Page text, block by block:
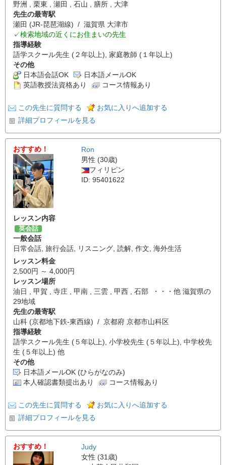
野洲 , 栗東 , 瀬田 , 石山 , 膳所 , 大津
先生の最寄駅
瀬田 (JR-琵琶湖線) / 滋賀県 大津市
✓検索地域の近くにお住まいの先生
指導経験
語学スクール先生 (２年以上), 家庭教師 (１年以上)
その他
日本語会話OK
日本語メールOK
英語教授法資格あり
コース情報あり
この先生に質問する
お気に入りへ追加する
詳細プロフィールを見る
おすすめ！
Ron
男性 (30歳)
フィリピン
ID: 95401622
レッスン内容
英会話
一般会話
日常会話 旅行会話 リスニング 読解 作文 海外生活
レッスン料金
2,500円 ～ 4,000円
レッスン場所
油日 , 甲賀 , 寺庄 , 甲南 , 三雲 , 甲西 , 石部 ・・・他 滋賀県の
29地域
先生の最寄駅
山科 (京都地下鉄-東西線) / 京都府 京都市山科区
指導経験
語学スクール先生 (５年以上), 小学校先生 (５年以上), 中学校先
生 (５年以上) 他
その他
日本語メールOK (ひらがなのみ)
本人確認書類提出あり
コース情報あり
この先生に質問する
お気に入りへ追加する
詳細プロフィールを見る
おすすめ！
Judy
女性 (31歳)